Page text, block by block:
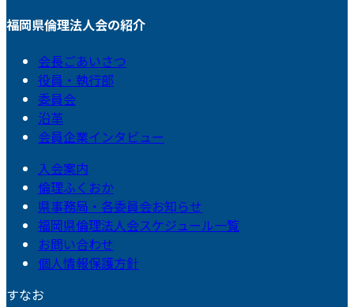
福岡県倫理法人会の紹介
会長ごあいさつ
役員・執行部
委員会
沿革
会員企業インタビュー
入会案内
倫理ふくおか
県事務局・各委員会お知らせ
福岡県倫理法人会スケジュール一覧
お問い合わせ
個人情報保護方針
すなお